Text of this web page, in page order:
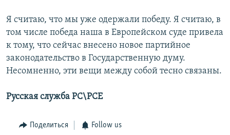
Я считаю, что мы уже одержали победу. Я считаю, в
том числе победа наша в Европейском суде привела
к тому, что сейчас внесено новое партийное
законодательство в Государственную думу.
Несомненно, эти вещи между собой тесно связаны.
Русская служба РС\РСЕ
Поделиться Follow us